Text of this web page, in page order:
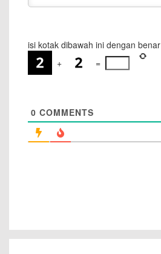
isi kotak dibawah ini dengan benar
+
=
0 COMMENTS